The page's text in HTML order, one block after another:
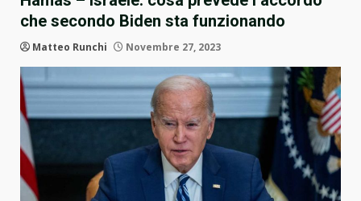
che secondo Biden sta funzionando
Matteo Runchi Novembre 27, 2023